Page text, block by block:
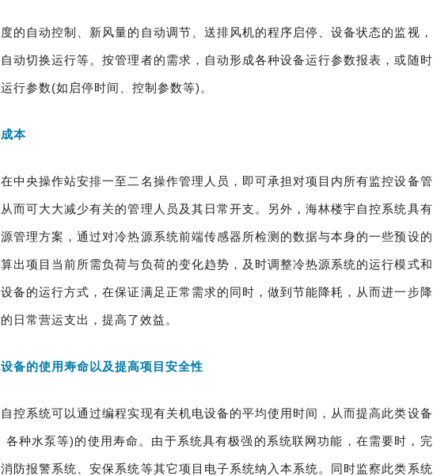
的自动控制、新风量的自动调节、送排风机的程序启停、设备状态的监视，
动切换运行等。按管理者的需求，自动形成各种设备运行参数报表，或随时
行参数(如启停时间、控制参数等)。
本
中央操作站安排一至二名操作管理人员，即可承担对项目内所有监控设备管
而可大大减少有关的管理人员及其日常开支。另外，海林楼宇自控系统具有
管理方案，通过对冷热源系统前端传感器所检测的数据与本身的一些预设的
出项目当前所需负荷与负荷的变化趋势，及时调整冷热源系统的运行模式和
备的运行方式，在保证满足正常需求的同时，做到节能降耗，从而进一步降
日常营运支出，提高了效益。
备的使用寿命以及提高项目安全性
控系统可以通过编程实现有关机电设备的平均使用时间，从而提高此类设备
各种水泵等)的使用寿命。由于系统具有极强的系统联网功能，在需要时，完
防报警系统、安保系统等其它项目电子系统纳入本系统。同时监察此类系统